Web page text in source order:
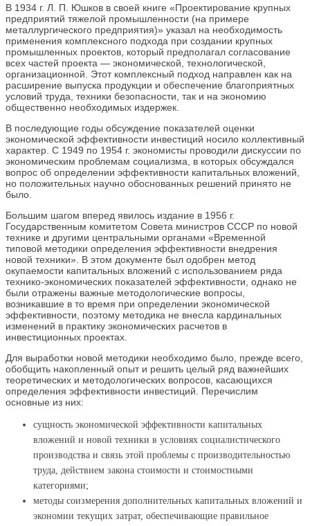
В 1934 г. Л. П. Юшков в своей книге «Проектирование крупных
предприятий тяжелой промышленности (на примере
металлургического предприятия)» указал на необходимость
применения комплексного подхода при создании крупных
промышленных проектов, который предполагал согласование
всех частей проекта — экономической, технологической,
организационной. Этот комплексный подход направлен как на
расширение выпуска продукции и обеспечение благоприятных
условий труда, техники безопасности, так и на экономию
общественно необходимых издержек.
В последующие годы обсуждение показателей оценки
экономической эффективности инвестиций носило коллективный
характер. С 1949 по 1954 г. экономисты проводили дискуссии по
экономическим проблемам социализма, в которых обсуждался
вопрос об определении эффективности капитальных вложений,
но положительных научно обоснованных решений принято не
было.
Большим шагом вперед явилось издание в 1956 г.
Государственным комитетом Совета министров СССР по новой
технике и другими центральными органами «Временной
типовой методики определения эффективности внедрения
новой техники». В этом документе был одобрен метод
окупаемости капитальных вложений с использованием ряда
технико-экономических показателей эффективности, однако не
были отражены важные методологические вопросы,
возникавшие в то время при определении экономической
эффективности, поэтому методика не внесла кардинальных
изменений в практику экономических расчетов в
инвестиционных проектах.
Для выработки новой методики необходимо было, прежде всего,
обобщить накопленный опыт и решить целый ряд важнейших
теоретических и методологических вопросов, касающихся
определения эффективности инвестиций. Перечислим
основные из них:
сущность экономической эффективности капитальных
вложений и новой техники в условиях социалистического
производства и связь этой проблемы с производительностью
труда, действием закона стоимости и стоимостными
категориями;
методы соизмерения дополнительных капитальных вложений и
экономии текущих затрат, обеспечивающие правильное